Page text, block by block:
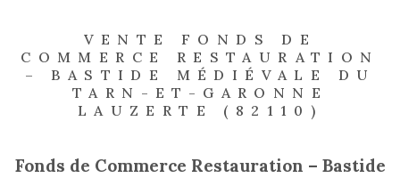
VENTE FONDS DE
COMMERCE RESTAURATION
– BASTIDE MÉDIÉVALE DU
TARN-ET-GARONNE
LAUZERTE (82110)
Fonds de Commerce Restauration – Bastide